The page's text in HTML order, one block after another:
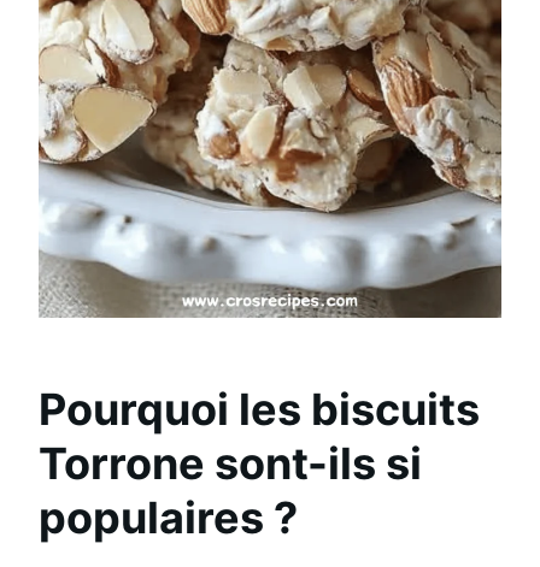
Pourquoi les biscuits
Torrone sont-ils si
populaires ?